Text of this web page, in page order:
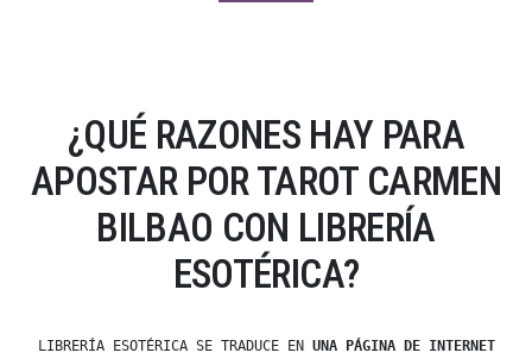
¿QUÉ RAZONES HAY PARA
APOSTAR POR TAROT CARMEN
BILBAO CON LIBRERÍA
ESOTÉRICA?
LIBRERÍA ESOTÉRICA SE TRADUCE EN UNA PÁGINA DE INTERNET